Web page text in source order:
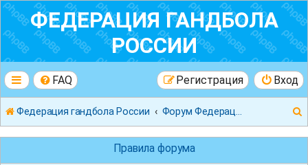
ФЕДЕРАЦИЯ ГАНДБОЛА
РОССИИ
FAQ Вход
Регистрация
Федерация гандбола России
Правила форума